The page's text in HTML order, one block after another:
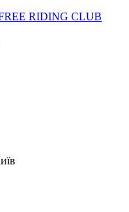
RIDING CLUB